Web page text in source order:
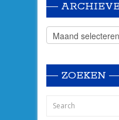
ZOEKEN